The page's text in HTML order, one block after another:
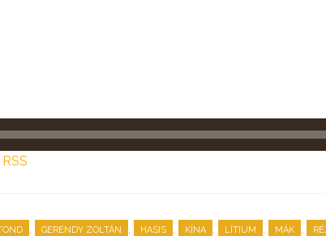
RSS
, GERENDY ZOLTÁN , HASIS , KÍNA , LÍTIUM , MÁK ,